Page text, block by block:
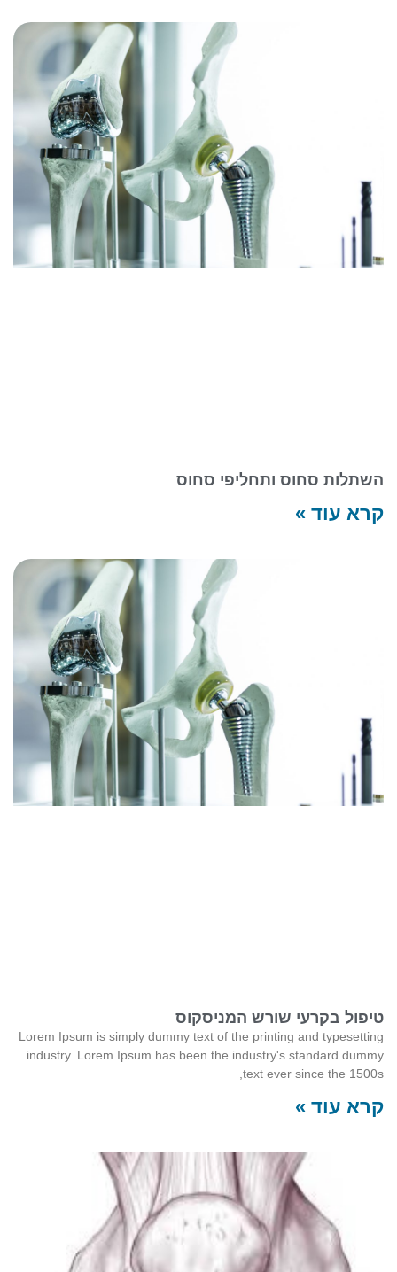
השתלות סחוס ותחליפי סחוס
קרא עוד »
טיפול בקרעי שורש המניסקוס
Lorem Ipsum is simply dummy text of the printing and typesetting
industry. Lorem Ipsum has been the industry's standard dummy
text ever since the 1500s,
קרא עוד »